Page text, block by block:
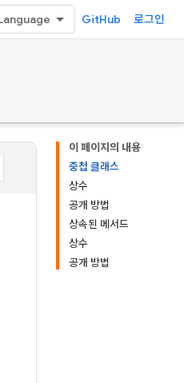
GitHub 로그인
이 페이지의 내용
중첩 클래스
상수
공개 방법
상속된 메서드
상수
공개 방법